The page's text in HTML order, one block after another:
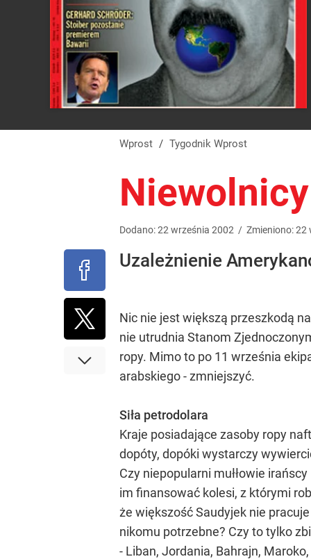
Wprost / Tygodnik Wprost
Dodano:22 września 2002 / Zmieniono:22
Uzależnienie
Nic nie jest większą przeszkodą
nie utrudnia Stanom
ropy. Mimo to po 11 września
arabskiego - zmniejszyć.
Siła petrodolara
Kraje posiadające zasoby ropy
dopóty, dopóki wystarczy
Czy niepopularni mułłowie
im finansować kolesi, z którymi
że większość Saudyjek nie
nikomu potrzebne? Czy to tylko
- Liban, Jordania, Bahrajn,